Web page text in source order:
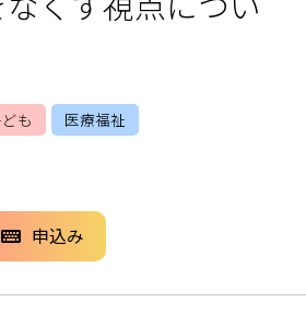
も
医療福祉
申込み